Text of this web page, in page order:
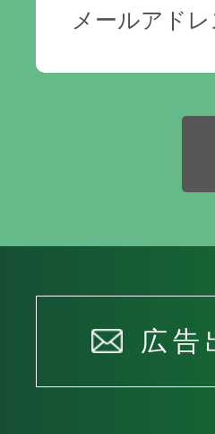
メールアドレ
広告